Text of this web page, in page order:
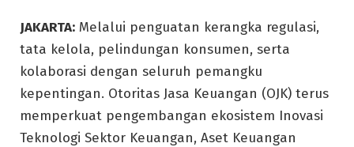
JAKARTA: Melalui penguatan kerangka regulasi,
tata kelola, pelindungan konsumen, serta
kolaborasi dengan seluruh pemangku
kepentingan. Otoritas Jasa Keuangan (OJK) terus
memperkuat pengembangan ekosistem Inovasi
Teknologi Sektor Keuangan, Aset Keuangan